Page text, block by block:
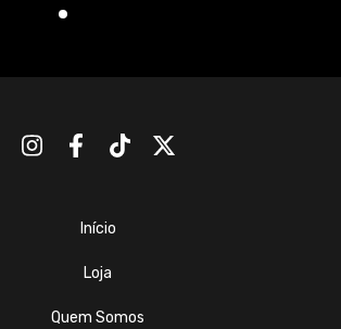
Início
Loja
Quem Somos